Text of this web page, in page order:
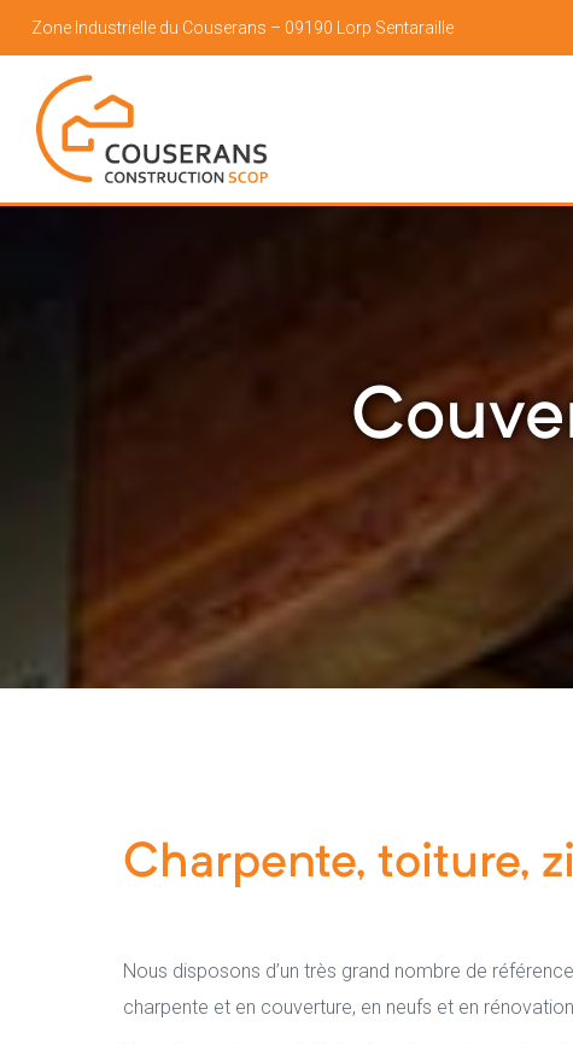
Zone Industrielle du Couserans – 09190 Lorp Sentaraille
Charpente, toiture,
Nous disposons d’un très grand nombre de
charpente et en couverture, en neufs et en